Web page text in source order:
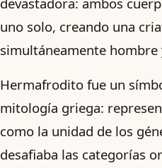
uno solo, creando una
simultáneamente hombre
Hermafrodito fue un
mitología griega:
como la unidad de los
desafiaba las categorías